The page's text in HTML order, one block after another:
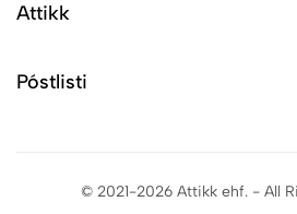
Attikk
Póstlisti
© 2021-2026 Attikk ehf. - All